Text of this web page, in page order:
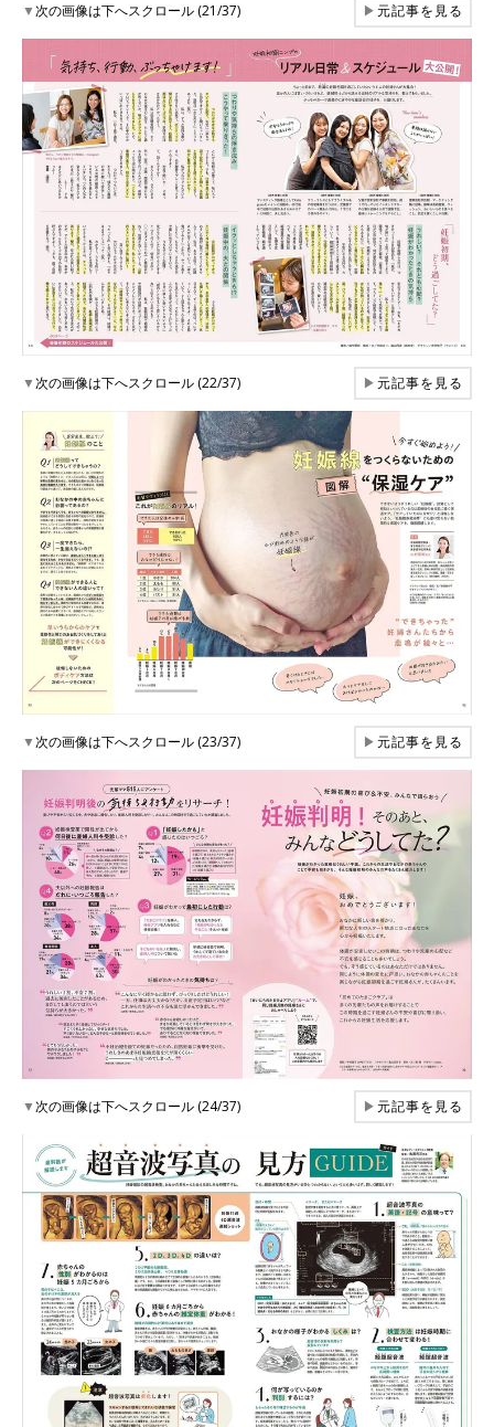
▼次の画像は下へスクロール (21/37) ▶元記事を見る
▼次の画像は下へスクロール (22/37) ▶元記事を見る
▼次の画像は下へスクロール (23/37) ▶元記事を見る
▼次の画像は下へスクロール (24/37) ▶元記事を見る